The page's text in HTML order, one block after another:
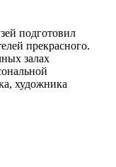
подготовил
прекрасного.
залах
художника